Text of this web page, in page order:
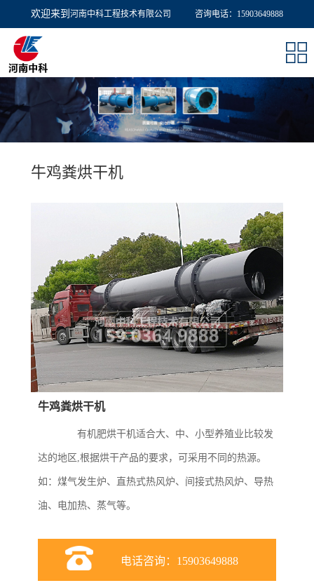
欢迎来到 河南中科工程技术有限公司 咨询电话：15903649888
欢迎来到河南中科工程技术有限公司 咨询电话：15903649888
牛鸡粪烘干机
牛鸡粪烘干机
有机肥烘干机适合大、中、小型养殖业比较发
达的地区,根据烘干产品的要求，可采用不同的热源。
如：煤气发生炉、直热式热风炉、间接式热风炉、导热
油、电加热、蒸气等。
电话咨询：15903649888